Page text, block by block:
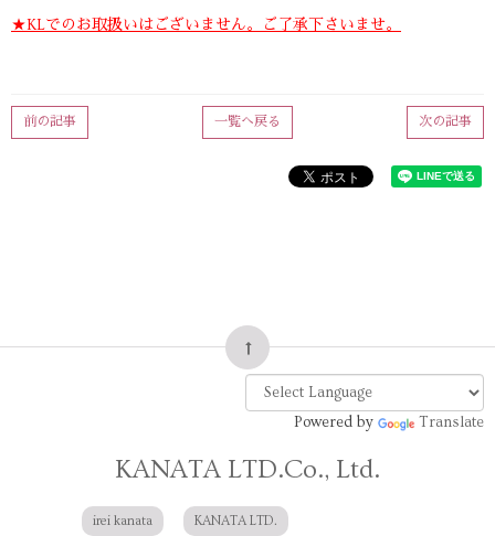
★KLでのお取扱いはございません。ご了承下さいませ。
次の記事
一覧へ戻る
前の記事
Powered by Translate
KANATA LTD.Co., Ltd.
irei kanata KANATA LTD.